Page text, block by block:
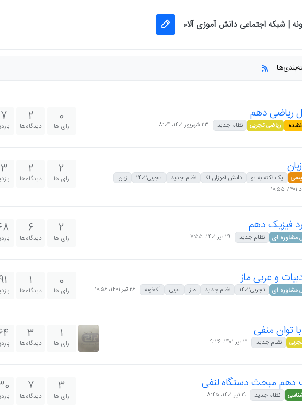
| شبکه اجتماعی دانش آموزی آلاء
ریاضی دهم
ریاضی تجربی نظام جدید ۲۳ شهریور ۱۴۰۱،‏ ۸:۰۴
0
رای ها
2
دیدگاه‌ها
یک نکته به تو دانش آموزان آلا نظام جدید تجربی۱۴۰۲
زبان
2
رای ها
2
دیدگاه‌ها
فیزیک دهم
مشاوره ای نظام جدید ۲۹ تیر ۱۴۰۱،‏ ۷:۵۵
2
رای ها
6
دیدگاه‌ها
و عربی ماز
مشاوره ای تجربی۱۴۰۲ نظام جدید ماز عربی آلاخونه ۲۶ تیر ۱۴۰۱،‏ ۱۰:۵۶
0
رای ها
1
دیدگاه‌ها
توان منفی
نظام جدید ۲۱ تیر ۱۴۰۱،‏ ۹:۲۶
1
رای ها
3
دیدگاه‌ها
مبحث دستگاه لنفی
نظام جدید ۱۹ تیر ۱۴۰۱،‏ ۸:۴۵
3
رای ها
7
دیدگاه‌ها